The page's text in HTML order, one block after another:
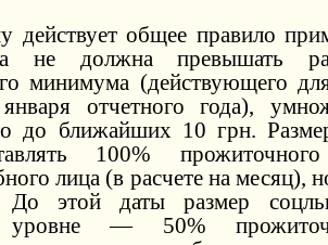
действует общее правило
не должна превышать
минимума (действующего
отчетного года),
до ближайших 10 грн.
100%
лица (в расчете на месяц),
этой даты размер
уровне — 50%